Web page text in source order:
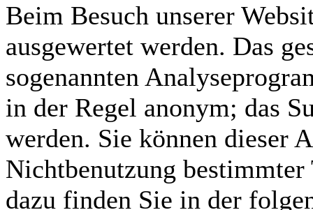
Beim Besuch unserer
ausgewertet werden. Das
sogenannten
in der Regel anonym; das
werden. Sie können dieser
Nichtbenutzung
dazu finden Sie in der